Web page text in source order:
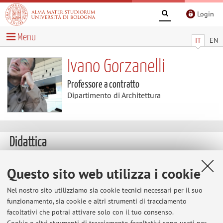
Questo sito web utilizza i cookie
Nel nostro sito utilizziamo sia cookie tecnici necessari per il suo
funzionamento, sia cookie e altri strumenti di tracciamento
facoltativi che potrai attivare solo con il tuo consenso.
Login
IT EN
Menu
Ivano Gorzanelli
Professore a contratto
Dipartimento di Architettura
Didattica
Tesi
Insegnamenti